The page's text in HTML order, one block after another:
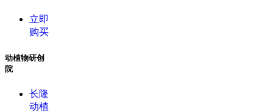
立即
购买
动植物研创
院
长隆
动植